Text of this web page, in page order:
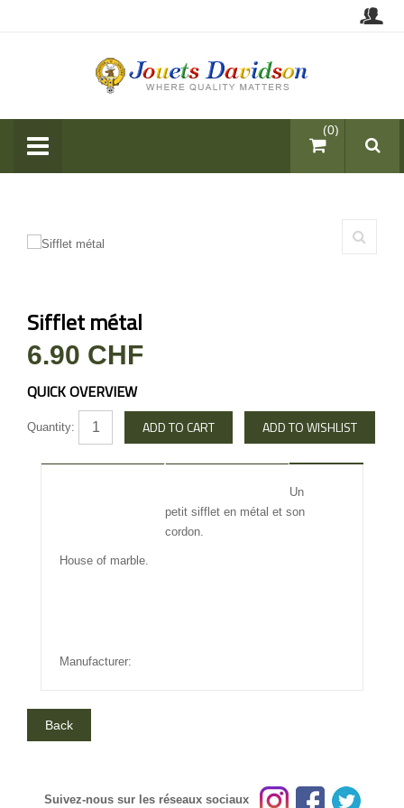
items (0)
Sifflet métal
6.90 CHF
QUICK OVERVIEW
Quantity:
Un
petit sifflet en métal et son
cordon.
House of marble.
Manufacturer:
Suivez-nous sur les réseaux sociaux